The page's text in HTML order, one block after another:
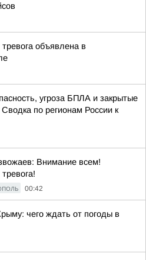
объявлена в
угроза БПЛА и закрытые
по регионам России к
Внимание всем!
00:42
чего ждать от погоды в